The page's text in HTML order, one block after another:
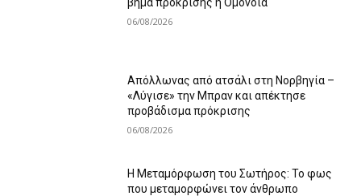
βήμα πρόκρισης η Ομόνοια
06/08/2026
Απόλλωνας από ατσάλι στη Νορβηγία –
«Λύγισε» την Μπραν και απέκτησε
προβάδισμα πρόκρισης
06/08/2026
Η Μεταμόρφωση του Σωτήρος: Το φως
που μεταμορφώνει τον άνθρωπο